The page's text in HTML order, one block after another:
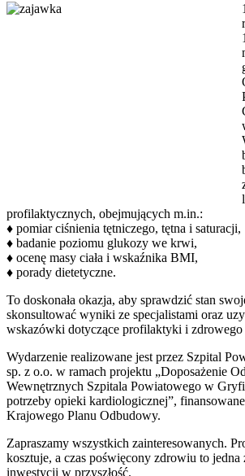
profilaktycznych, obejmujących m.in.:
♦ pomiar ciśnienia tętniczego, tętna i saturacji,
♦ badanie poziomu glukozy we krwi,
♦ ocenę masy ciała i wskaźnika BMI,
♦ porady dietetyczne.
To doskonała okazja, aby sprawdzić stan
skonsultować wyniki ze specjalistami oraz
wskazówki dotyczące profilaktyki i zdrowego
Wydarzenie realizowane jest przez Szpital
sp. z o.o. w ramach projektu „Doposażenie
Wewnętrznych Szpitala Powiatowego w
potrzeby opieki kardiologicznej”,
Krajowego Planu Odbudowy.
Zapraszamy wszystkich zainteresowanych.
kosztuje, a czas poświęcony zdrowiu to jedna
inwestycji w przyszłość.